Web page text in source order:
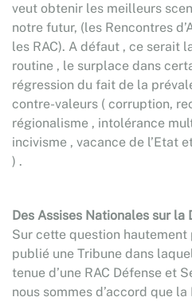
veut obtenir les meilleurs
notre futur, (les Rencontres
les RAC). A défaut , ce serait
routine , le surplace dans
régression du fait de la
contre-valeurs ( corruption,
régionalisme , intolérance
incivisme , vacance de l’Etat
) .
Des Assises Nationales sur la
Sur cette question hautement
publié une Tribune dans
tenue d’une RAC Défense et
nous sommes d’accord que la